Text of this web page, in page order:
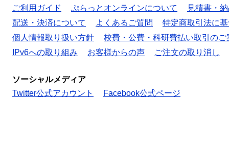
ご利用ガイド ぷらっとオンラインについて
見積書・
配送・決済について
よくあるご質問
特定商取引法に
個人情報取り扱い方針
校費・公費・科研費払い取引のご
IPv6への取り組み
お客様からの声 ご注文の取り消し
ソーシャルメディア
Twitter公式アカウント
Facebook公式ページ